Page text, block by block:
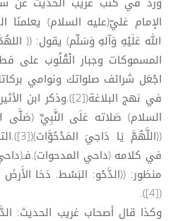
الإمام عَليّ(عليه السلام)
الله عَلَيْهِ وَآلهِ وَسَلّم) يقول: ((
المسموكات وجبار الْقُلُوب على
في نهج
السلام) صَلاته عَلَى النَّبِيِّ (صَلَّى
في كلامه (داحي
منظور: ((الدَّحْو: البَسْط. دَحَا
([4]).
وكذا قال أصحاب غريب الحديث: